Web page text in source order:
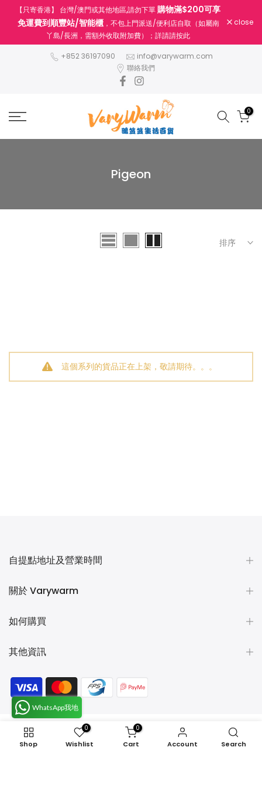
【只寄香港】 台灣/澳門或其他地區,請勿下單購物滿$200可享
免運費到順豐站/智能櫃，不包上門派送/便利店自取（如屬南
丫島/長洲，需額外收取附加費）；詳請請按此
close
+852 36197090
info@varywarm.com
聯絡我們
0
Pigeon
排序
這個系列的貨品正在上架，敬請期待。。。
自提點地址及營業時間
關於 Varywarm
如何購買
其他資訊
Copyright © 2026 VaryWarm 暖笠笠生活百貨.
All rights
reserved.
Shop
0
Wishlist
0
Cart Account Search
WhatsApp我地